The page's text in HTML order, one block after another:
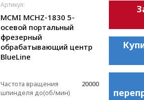
Артикул:
MCMI MCHZ-1830 5-
осевой портальный
фрезерный
обрабатывающий центр
BlueLinе
Частота вращения
шпинделя до(об/мин)
20000